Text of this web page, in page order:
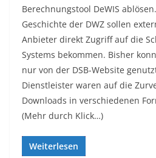
Berechnungstool DeWIS
Geschichte der DWZ sollen
Anbieter direkt Zugriff auf die
Systems bekommen. Bisher
nur von der DSB-Website
Dienstleister waren auf die
Downloads in verschiedenen
(Mehr durch Klick…)
Weiterlesen